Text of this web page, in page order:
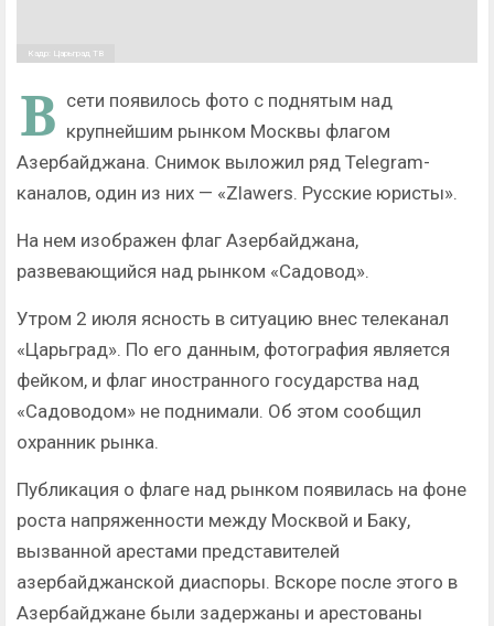
Кадр: Царьград ТВ
В сети появилось фото с поднятым над
крупнейшим рынком Москвы флагом
Азербайджана. Снимок выложил ряд Telegram-
каналов, один из них — «Zlawers. Русские юристы».
На нем изображен флаг Азербайджана,
развевающийся над рынком «Садовод».
Утром 2 июля ясность в ситуацию внес телеканал
«Царьград». По его данным, фотография является
фейком, и флаг иностранного государства над
«Садоводом» не поднимали. Об этом сообщил
охранник рынка.
Публикация о флаге над рынком появилась на фоне
роста напряженности между Москвой и Баку,
вызванной арестами представителей
азербайджанской диаспоры. Вскоре после этого в
Азербайджане были задержаны и арестованы